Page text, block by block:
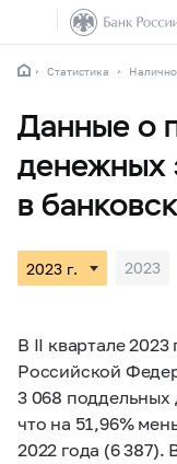
Статистика
Данные о
денежных
в
2023
В II квартале 2023
Российской
3 068
что на 51,96%
2022 года (6 387).